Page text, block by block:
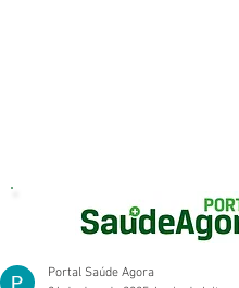
Portal Saúde Agora